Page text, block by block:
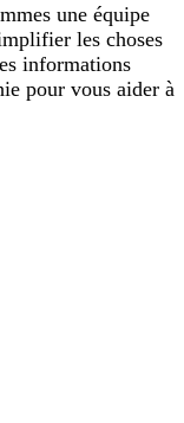
une équipe
les choses
informations
pour vous aider à